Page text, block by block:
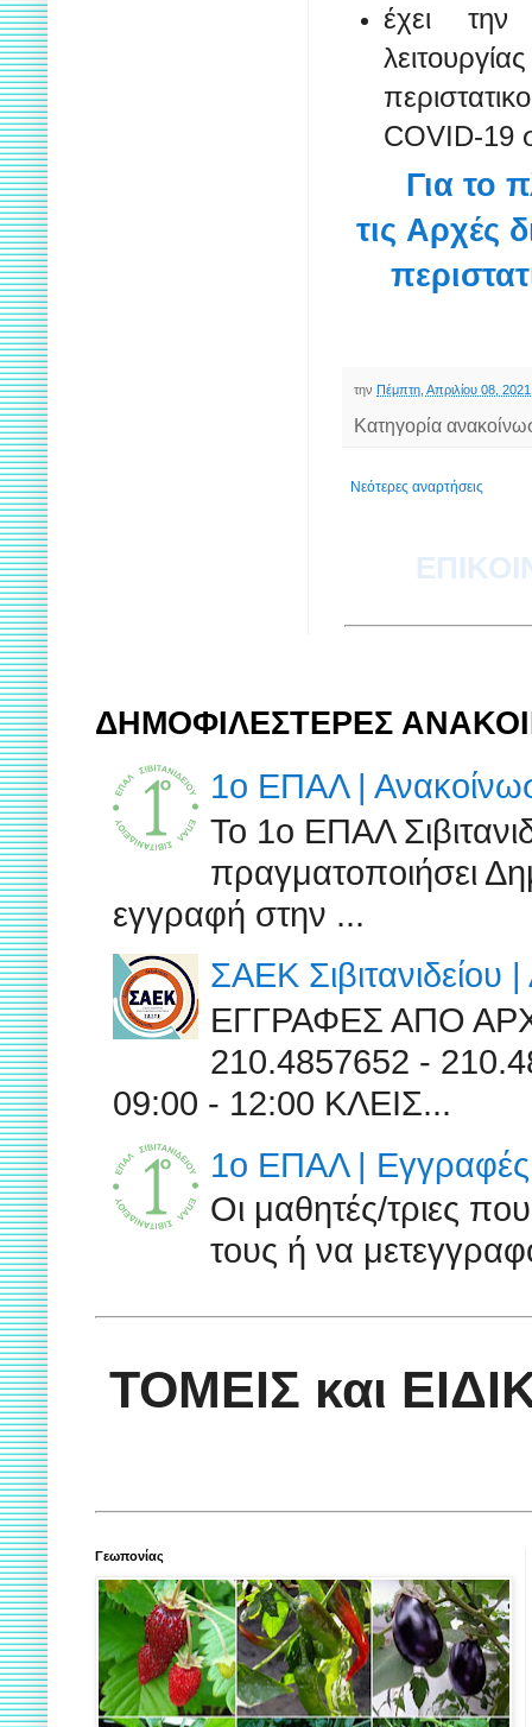
έχει την
COVID-19
Για το
τις Αρχές
την Πέμπτη, Απριλίου 08, 2021
Κατηγορία
Νεότερες αναρτήσεις
ΔΗΜΟΦΙΛΕΣΤΕΡΕΣ
1ο ΕΠΑΛ |
Το 1ο ΕΠΑΛ
πραγματοποιήσει
εγγραφή στην ...
ΣΑΕΚ Σιβιτανιδείου
ΕΓΓΡΑΦΕΣ ΑΠΟ
210.4857652 -
09:00 - 12:00 ΚΛΕΙΣ...
1ο ΕΠΑΛ | Εγγραφές
Οι μαθητές/τριες
τους ή να
ΤΟΜΕΙΣ και
Γεωπονίας